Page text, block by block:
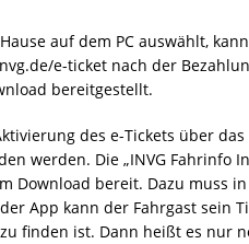
auf dem PC auswählt,
e-ticket nach der
bereitgestellt.
des e-Tickets über
werden. Die „INVG Fahrinfo
Download bereit. Dazu muss in
App kann der Fahrgast sein
finden ist. Dann heißt es nur